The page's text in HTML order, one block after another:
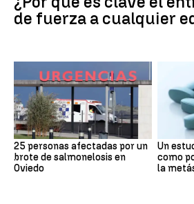
de fuerza a cualquier
25 personas afectadas por un
brote de salmonelosis en
Oviedo
Un
como
la